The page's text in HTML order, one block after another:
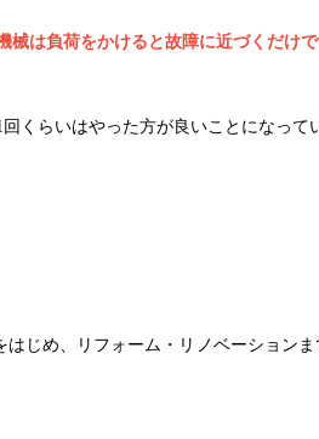
は負荷をかけると故障に近づくだけで
くらいはやった方が良いことになって
はじめ、リフォーム・リノベーション